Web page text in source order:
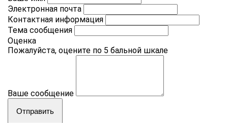
Электронная почта
Контактная информация
Тема сообщения
Оценка
Пожалуйста, оцените по 5 бальной шкале
Ваше сообщение